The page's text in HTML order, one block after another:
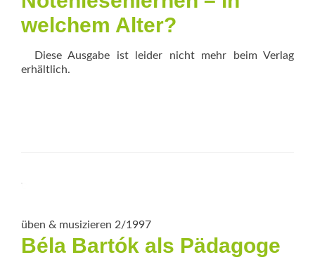
welchem Alter?
Diese Ausgabe ist leider nicht mehr beim Verlag
erhältlich.
üben & musizieren 2/1997
Béla Bartók als Pädagoge